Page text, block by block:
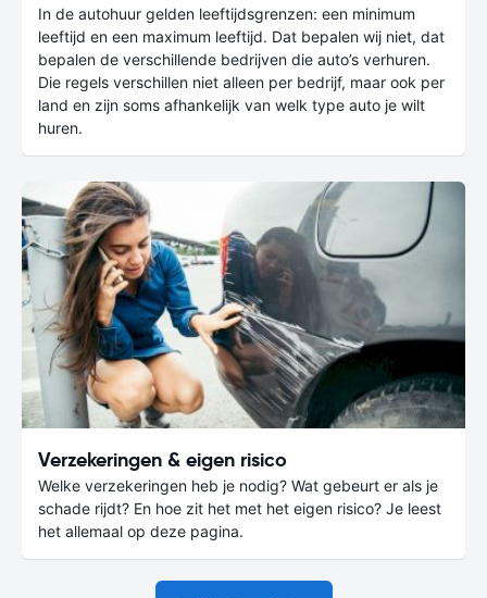
In de autohuur gelden leeftijdsgrenzen: een minimum
leeftijd en een maximum leeftijd. Dat bepalen wij niet, dat
bepalen de verschillende bedrijven die auto’s verhuren.
Die regels verschillen niet alleen per bedrijf, maar ook per
land en zijn soms afhankelijk van welk type auto je wilt
huren.
Verzekeringen & eigen risico
Welke verzekeringen heb je nodig? Wat gebeurt er als je
schade rijdt? En hoe zit het met het eigen risico? Je leest
het allemaal op deze pagina.